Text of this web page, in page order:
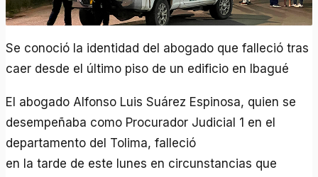
Se conoció la identidad del abogado que falleció tras
caer desde el último piso de un edificio en Ibagué
El abogado Alfonso Luis Suárez Espinosa, quien se
desempeñaba como Procurador Judicial 1 en el
departamento del Tolima, falleció
en la tarde de este lunes en circunstancias que